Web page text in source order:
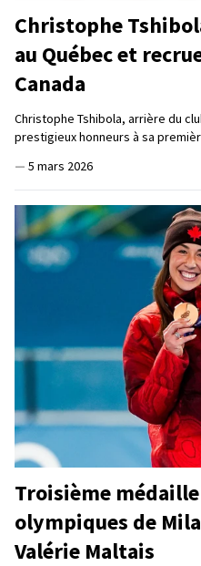
Christophe
au Québec et
Canada
Christophe Tshibola, arrière du
prestigieux honneurs à sa
— 5 mars 2026
Troisième
olympiques de
Valérie Maltais